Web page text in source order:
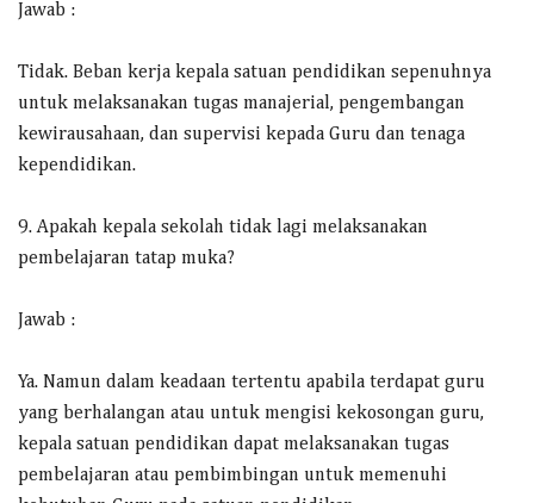
Jawab :
Tidak. Beban kerja kepala satuan pendidikan sepenuhnya
untuk melaksanakan tugas manajerial, pengembangan
kewirausahaan, dan supervisi kepada Guru dan tenaga
kependidikan.
9. Apakah kepala sekolah tidak lagi melaksanakan
pembelajaran tatap muka?
Jawab :
Ya. Namun dalam keadaan tertentu apabila terdapat guru
yang berhalangan atau untuk mengisi kekosongan guru,
kepala satuan pendidikan dapat melaksanakan tugas
pembelajaran atau pembimbingan untuk memenuhi